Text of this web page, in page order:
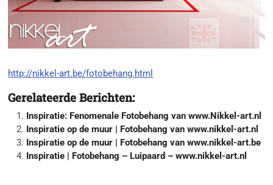
http://nikkel-art.be/fotobehang.html
Gerelateerde Berichten:
Inspiratie: Fenomenale Fotobehang van www.Nikkel-art.nl
Inspiratie op de muur | Fotobehang van www.nikkel-art.nl
Inspiratie op de muur | Fotobehang van www.nikkel-art.be
Inspiratie | Fotobehang – Luipaard – www.nikkel-art.nl